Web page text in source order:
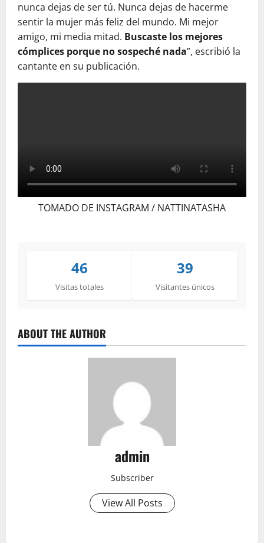
nunca dejas de ser tú. Nunca dejas de hacerme
sentir la mujer más feliz del mundo. Mi mejor
amigo, mi media mitad. Buscaste los mejores
cómplices porque no sospeché nada”, escribió la
cantante en su publicación.
TOMADO DE INSTAGRAM / NATTINATASHA
46
Visitas totales
39
Visitantes únicos
ABOUT THE AUTHOR
admin
Subscriber
View All Posts